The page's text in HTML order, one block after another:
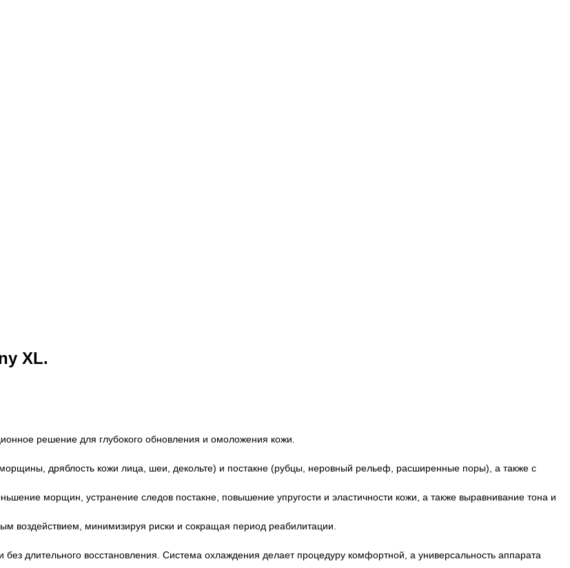
XL.
решение для глубокого обновления и омоложения кожи.
дряблость кожи лица, шеи, декольте) и постакне (рубцы, неровный рельеф, расширенные поры), а также с
морщин, устранение следов постакне, повышение упругости и эластичности кожи, а также выравнивание тона и
воздействием, минимизируя риски и сокращая период реабилитации.
длительного восстановления. Система охлаждения делает процедуру комфортной, а универсальность аппарата